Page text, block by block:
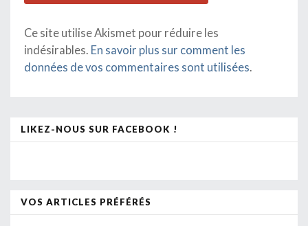
Ce site utilise Akismet pour réduire les
indésirables. En savoir plus sur comment les
données de vos commentaires sont utilisées.
LIKEZ-NOUS SUR FACEBOOK !
VOS ARTICLES PRÉFÉRÉS